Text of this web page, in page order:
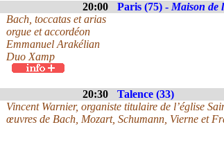
20:00 Paris (75) - Maison de
Bach, toccatas et arias
orgue et accordéon
Emmanuel Arakélian
Duo Xamp
20:30 Talence (33)
Vincent Warnier, organiste titulaire de l’église
œuvres de Bach, Mozart, Schumann, Vierne et